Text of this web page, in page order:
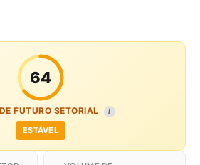
64
FUTURO SETORIAL I
ESTÁVEL